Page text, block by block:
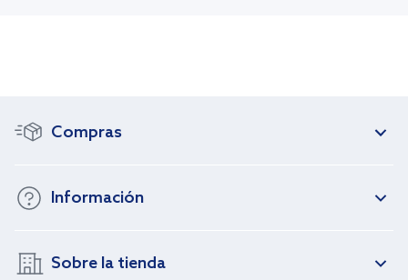
Compras
Información
Sobre la tienda